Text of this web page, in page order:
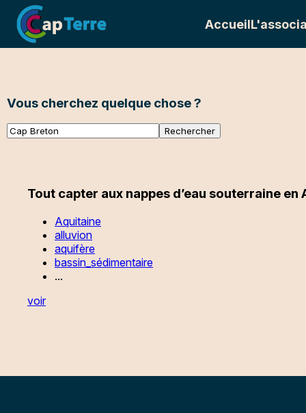
Accueil
Vous cherchez quelque chose ?
Tout capter aux nappes d’eau souterraine en
Aquitaine
alluvion
aquifère
bassin_sédimentaire
...
voir